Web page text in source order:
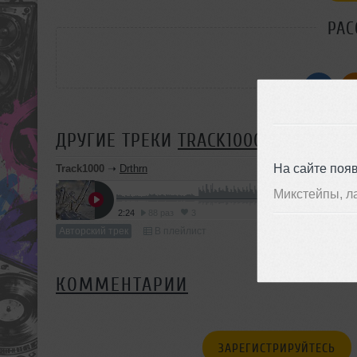
На сайте
Микстейпы,
ДРУГИЕ ТРЕКИ TRACK1000
Track1000 ➝ Drthrn
2:24
Авторский трек
КОММЕНТАРИИ
ЗАРЕГИСТРИРУЙТЕСЬ